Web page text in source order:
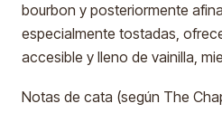
bourbon y posteriormente
especialmente tostadas,
accesible y lleno de vainilla,
Notas de cata (según The